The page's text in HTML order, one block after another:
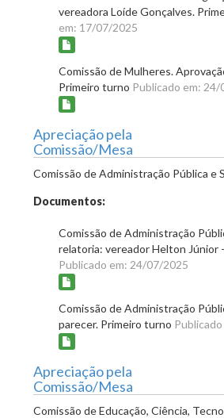
vereadora Loíde Gonçalves.
em: 17/07/2025
Comissão de Mulheres.
Primeiro turno Publicado em:
Apreciação pela
Comissão/Mesa
Comissão de Administração Pública e
Documentos:
Comissão de Administração
relatoria: vereador Helton Júnior
Publicado em: 24/07/2025
Comissão de Administração
parecer. Primeiro turno
Apreciação pela
Comissão/Mesa
Comissão de Educação, Ciência,